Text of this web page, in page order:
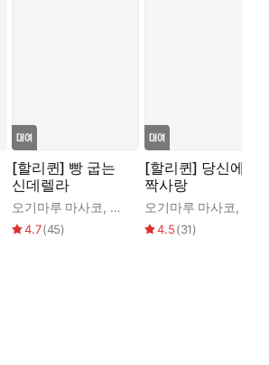
닐스
[할리퀸] 빵 굽는
신데렐라
오기마루 마사코, 나탈리 앤더슨
4.7(45)
[할리퀸] 당신에게
짝사랑
오기마루 마사코,
4.5(31)